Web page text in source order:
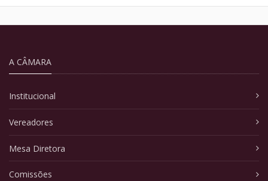
A CÂMARA
Institucional
Vereadores
Mesa Diretora
Comissões